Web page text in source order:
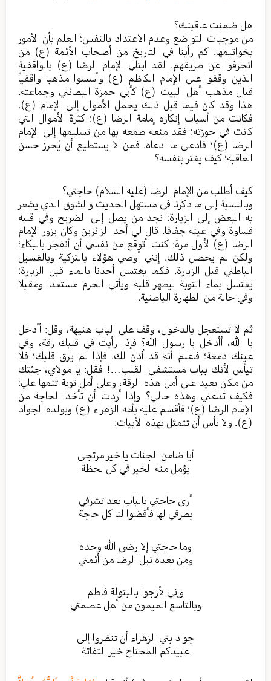
هل ضمنت عاقبتك؟
من موجبات التواضع وعدم الاعتداد بالنفس؛ العلم بأن الأمور
بخواتيمها. كم رأينا في التاريخ من أصحاب الأئمة (ع) من
انحرفوا عن طريقهم. لقد ابتلي الإمام الرضا (ع) بالواقفية
الذين وقفوا على الإمام الكاظم (ع) وأسسوا مذهبا واقفياً
قبال مذهب أهل البيت (ع) كأبي حمزة البطائني وجماعته.
هذا وقد كان فيما قبل ذلك يحمل الأموال إلى الإمام (ع).
فكانت من أسباب إنكاره إمامة الرضا (ع)؛ كثرة الأموال التي
كانت في حوزته؛ فقد منعه طمعه بها من تسليمها إلى الإمام
الرضا (ع)؛ فادعى ما ادعاه. فمن لا يستطيع أن يُحرز حسن
العاقبة؛ كيف يغتر بنفسه؟
كيف أطلب من الإمام الرضا (عليه السلام) حاجتي؟
وبالنسبة إلى ما ذكرنا في مستهل الحديث والشوق الذي يشعر
به البعض إلى الزيارة؛ نجد من يصل إلى الضريح وفي قلبه
قساوة وفي عينه جفافا. قال لي أحد الزائرين وكان يزور الإمام
الرضا (ع) لأول مرة: كنت أتوقع من نفسي أن أنفجر بالبكاء؛
ولكن لم يحصل ذلك. إنني أوصي هؤلاء بالتزكية وبالغسيل
الباطني قبل الزيارة. فكما يغتسل أحدنا بالماء قبل الزيارة؛
يغتسل بماء التوبة ليطهر قلبه ويأتي الحرم مستعدا ومقبلا
وفي حالة من الطهارة الباطنية.
ثم لا تستعجل بالدخول، وقف على الباب هنيهة، وقل: أأدخل
يا الله، أأدخل يا رسول الله؟ فإذا رأيت في قلبك رقة، وفي
عينك دمعة؛ فاعلم أنه قد أُذن لك. فإذا لم يرق قلبك؛ فلا
تيأس لأنك بباب مستشفى القلب…! فقل: يا مولاي، جئتك
من مكان بعيد على أمل هذه الرقة، وعلى أمل توبة تنمها علي؛
فكيف تدعني وهذه حالي؟ وإذا أردت أن تأخذ الحاجة من
الإمام الرضا (ع)؛ فأقسم عليه بأمه الزهراء (ع) وبولده الجواد
(ع). ولا بأس أن تتمثل بهذه الأبيات:
أيا ضامن الجنات يا خير مرتجى
يؤمل منه الخير في كل لحظة
أرى حاجتي بالباب بعد تشرفي
بطرقي لها فأقضوا لنا كل حاجة
وما حاجتي إلا رضى الله وحده
ومن بعده نيل الرضا من أئمتي
وإني لأرجوا بالبتولة فاطم
وبالتاسع الميمون من أهل عصمتي
جواد بني الزهراء أن تنظروا إلى
عبيدكم المحتاج خير التفاتة